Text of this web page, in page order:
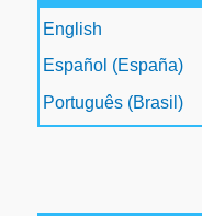
English
Español (España)
Português (Brasil)